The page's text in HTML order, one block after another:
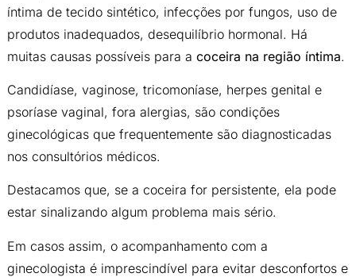
íntima de tecido sintético, infecções por fungos, uso de
produtos inadequados, desequilíbrio hormonal. Há
muitas causas possíveis para a coceira na região íntima.
Candidíase, vaginose, tricomoníase, herpes genital e
psoríase vaginal, fora alergias, são condições
ginecológicas que frequentemente são diagnosticadas
nos consultórios médicos.
Destacamos que, se a coceira for persistente, ela pode
estar sinalizando algum problema mais sério.
Em casos assim, o acompanhamento com a
ginecologista é imprescindível para evitar desconfortos e